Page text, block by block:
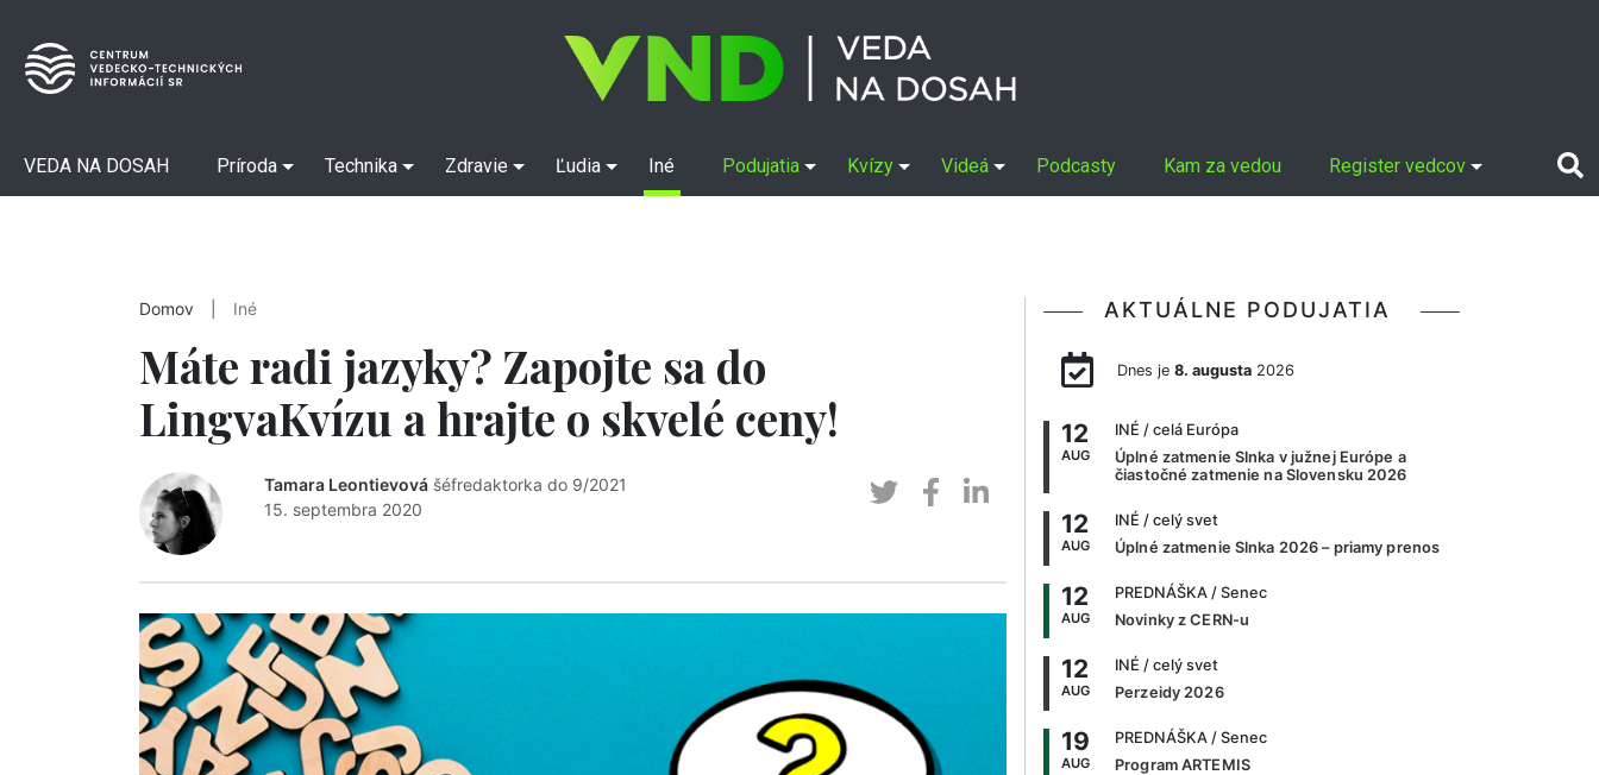
VEDA NA DOSAH Príroda Technika Zdravie Ľudia Iné Podujatia Kvízy Videá Podcasty Kam za vedou Register vedcov
Domov Iné
Máte radi jazyky? Zapojte sa do
LingvaKvízu a hrajte o skvelé ceny!
Tamara Leontievová šéfredaktorka do 9/2021
15. septembra 2020
AKTUÁLNE PODUJATIA
Dnes je 8. augusta2026
12
AUG
INÉ / celá Európa
Úplné zatmenie Slnka v južnej Európe a
čiastočné zatmenie na Slovensku 2026
12
AUG
INÉ / celý svet
Úplné zatmenie Slnka 2026 – priamy prenos
12
AUG
PREDNÁŠKA / Senec
Novinky z CERN-u
12
AUG
INÉ / celý svet
Perzeidy 2026
19
AUG
PREDNÁŠKA / Senec
Program ARTEMIS